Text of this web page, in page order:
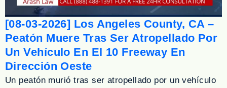
[08-03-2026] Los Angeles County, CA –
Peatón Muere Tras Ser Atropellado Por
Un Vehículo En El 10 Freeway En
Dirección Oeste
Un peatón murió tras ser atropellado por un vehículo